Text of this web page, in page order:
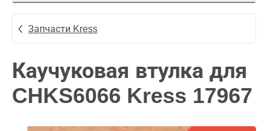
Запчасти Kress
Каучуковая втулка для
CHKS6066 Kress 17967